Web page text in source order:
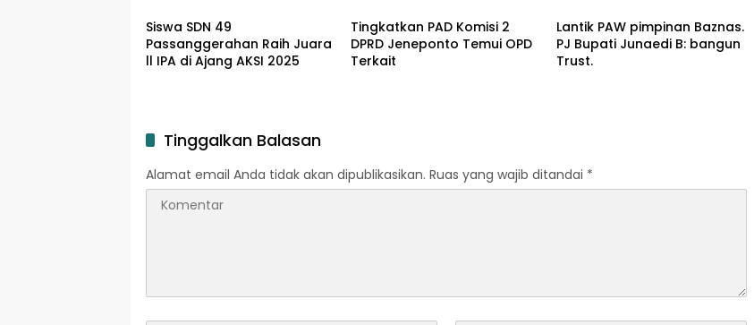
Siswa SDN 49
Passanggerahan Raih Juara
ll IPA di Ajang AKSI 2025
Tingkatkan PAD Komisi 2
DPRD Jeneponto Temui OPD
Terkait
Lantik PAW pimpinan Baznas.
PJ Bupati Junaedi B: bangun
Trust.
Tinggalkan Balasan
Alamat email Anda tidak akan dipublikasikan. Ruas yang wajib ditandai *